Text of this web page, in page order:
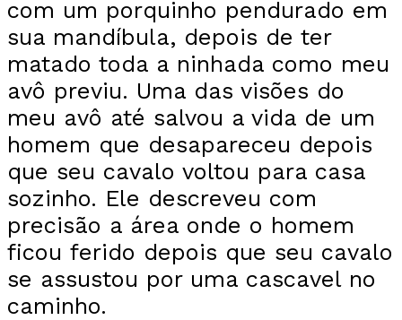
com um porquinho pendurado em
sua mandíbula, depois de ter
matado toda a ninhada como meu
avô previu. Uma das visões do
meu avô até salvou a vida de um
homem que desapareceu depois
que seu cavalo voltou para casa
sozinho. Ele descreveu com
precisão a área onde o homem
ficou ferido depois que seu cavalo
se assustou por uma cascavel no
caminho.